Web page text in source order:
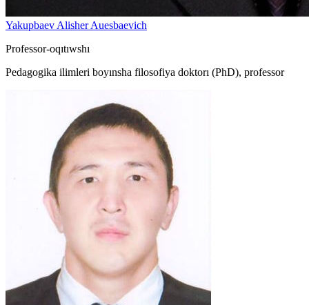
Yakupbaev Alisher Auesbaevich
Professor-oqıtıwshı
Pedagogika ilimleri boyınsha filosofiya doktorı (PhD), professor